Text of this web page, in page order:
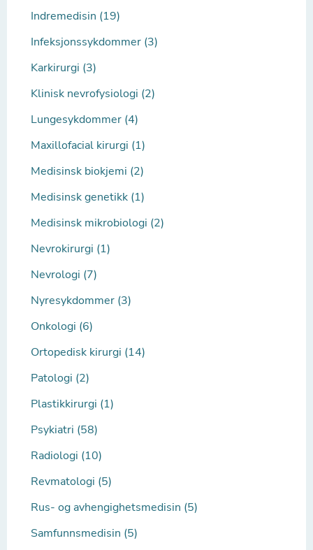
Indremedisin (19)
Infeksjonssykdommer (3)
Karkirurgi (3)
Klinisk nevrofysiologi (2)
Lungesykdommer (4)
Maxillofacial kirurgi (1)
Medisinsk biokjemi (2)
Medisinsk genetikk (1)
Medisinsk mikrobiologi (2)
Nevrokirurgi (1)
Nevrologi (7)
Nyresykdommer (3)
Onkologi (6)
Ortopedisk kirurgi (14)
Patologi (2)
Plastikkirurgi (1)
Psykiatri (58)
Radiologi (10)
Revmatologi (5)
Rus- og avhengighetsmedisin (5)
Samfunnsmedisin (5)